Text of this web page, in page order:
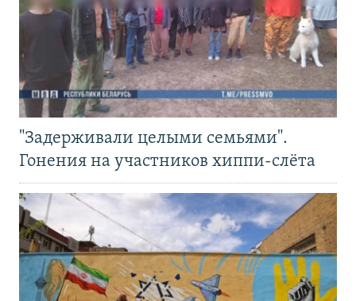
"Задерживали целыми семьями".
Гонения на участников хиппи-слёта